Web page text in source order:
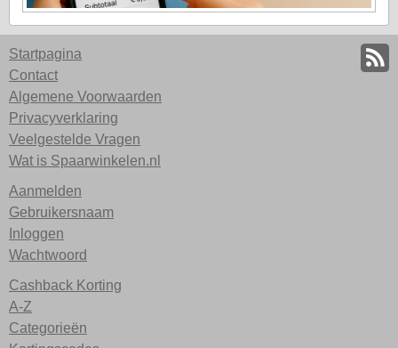
Startpagina
Contact
Algemene Voorwaarden
Privacyverklaring
Veelgestelde Vragen
Wat is Spaarwinkelen.nl
Aanmelden
Gebruikersnaam
Inloggen
Wachtwoord
Cashback Korting
A-Z
Categorieën